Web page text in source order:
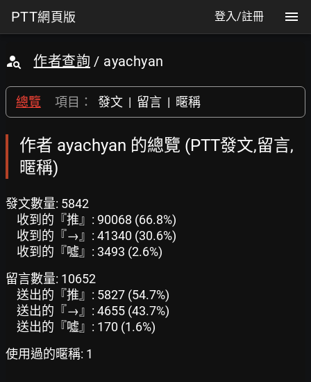
PTT網頁版 登入/註冊
作者查詢 / ayachyan
總覽 項目： 發文 | 留言 | 暱稱
作者 ayachyan 的總覽 (PTT發文,留言,
暱稱)
發文數量: 5842
收到的『推』: 90068 (66.8%)
收到的『→』: 41340 (30.6%)
收到的『噓』: 3493 (2.6%)
留言數量: 10652
送出的『推』: 5827 (54.7%)
送出的『→』: 4655 (43.7%)
送出的『噓』: 170 (1.6%)
使用過的暱稱: 1